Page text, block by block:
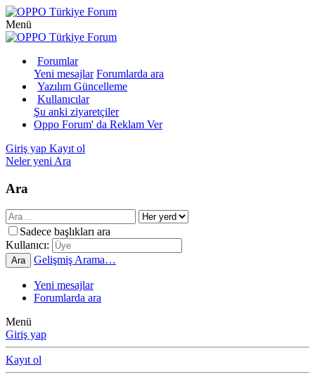
Menü
Forumlar
Yeni mesajlar Forumlarda ara
Yazılım Güncelleme
Kullanıcılar
Şu anki ziyaretçiler
Oppo Forum' da Reklam Ver
Giriş yap Kayıt ol
Neler yeni Ara
Ara
Sadece başlıkları ara
Kullanıcı:
Ara Gelişmiş Arama…
Yeni mesajlar
Forumlarda ara
Menü
Giriş yap
Kayıt ol